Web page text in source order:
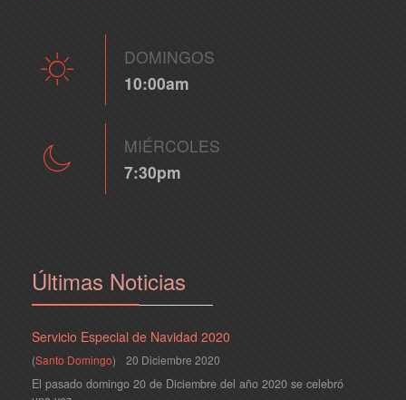
DOMINGOS
10:00am
MIÉRCOLES
7:30pm
Últimas Noticias
Servicio Especial de Navidad 2020
(Santo Domingo) 20 Diciembre 2020
El pasado domingo 20 de Diciembre del año 2020 se celebró